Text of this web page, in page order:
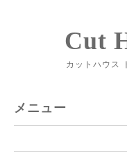
Cut
カットハウス
メニュー